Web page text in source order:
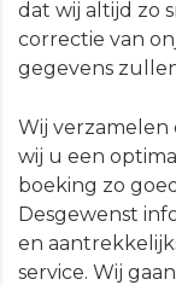
dat wij altijd zo
correctie van
gegevens
Wij
wij u een
boeking zo
Desgewenst
en
service. Wij